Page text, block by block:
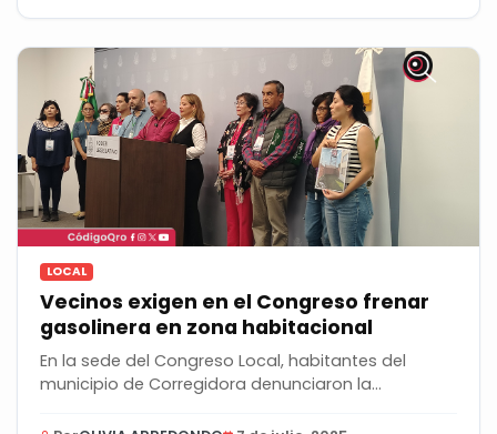
LOCAL
Vecinos exigen en el Congreso frenar
gasolinera en zona habitacional
En la sede del Congreso Local, habitantes del
municipio de Corregidora denunciaron la